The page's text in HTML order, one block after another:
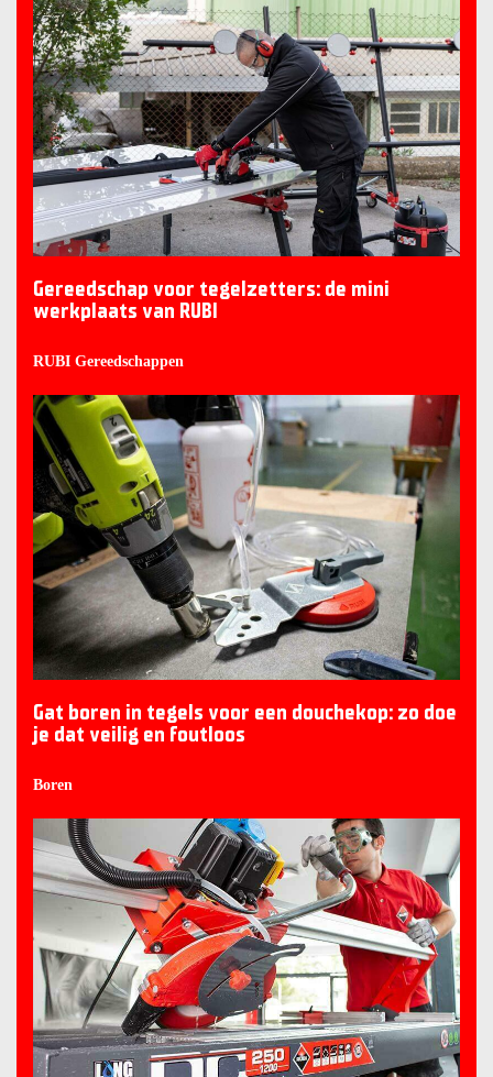
Gereedschap voor tegelzetters: de mini
werkplaats van RUBI
RUBI Gereedschappen
Gat boren in tegels voor een douchekop: zo doe
je dat veilig en foutloos
Boren